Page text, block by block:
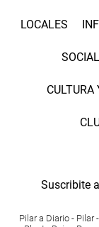
LOCALES
CULTURA
Suscribite
Pilar a Diario - Pilar